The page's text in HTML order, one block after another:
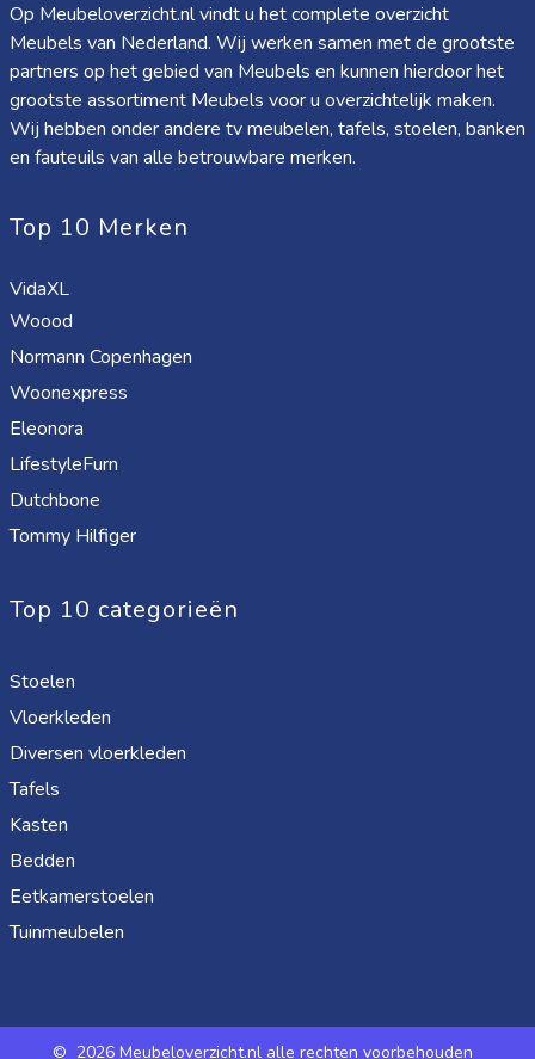
Op Meubeloverzicht.nl vindt u het complete overzicht
Meubels van Nederland. Wij werken samen met de grootste
partners op het gebied van Meubels en kunnen hierdoor het
grootste assortiment Meubels voor u overzichtelijk maken.
Wij hebben onder andere tv meubelen, tafels, stoelen, banken
en fauteuils van alle betrouwbare merken.
Top 10 Merken
VidaXL
Woood
Normann Copenhagen
Woonexpress
Eleonora
LifestyleFurn
Dutchbone
Tommy Hilfiger
Top 10 categorieën
Stoelen
Vloerkleden
Diversen vloerkleden
Tafels
Kasten
Bedden
Eetkamerstoelen
Tuinmeubelen
© 2026 Meubeloverzicht.nl alle rechten voorbehouden